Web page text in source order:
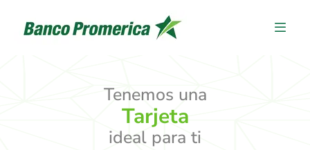
Tenemos una
Tarjeta
ideal para ti